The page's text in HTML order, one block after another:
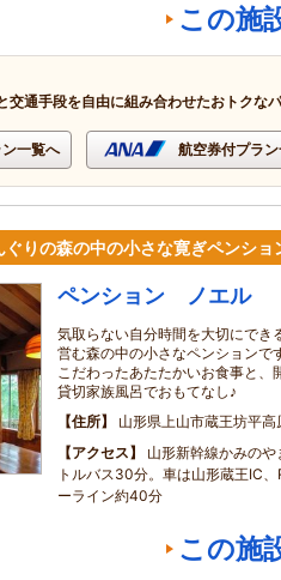
この施
交通手段を自由に組み合わせたおトクな
一覧へ 航空券付プラ
りの森の中の小さな寛ぎペンショ
ペンション ノエル
気取らない自分時間を大切にでき
営む森の中の小さなペンションで
こだわったあたたかいお食事と、
貸切家族風呂でおもてなし♪
住所
山形県上山市蔵王坊平高
アクセス
山形新幹線かみの
トルバス30分。車は山形蔵王IC
ーライン約40分
この施